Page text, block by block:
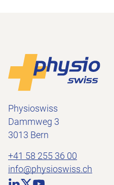
Footer
Physioswiss
Dammweg 3
3013 Bern
+41 58 255 36 00
info@physioswiss.ch